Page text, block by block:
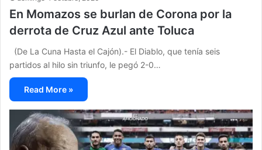
En Momazos se burlan de Corona por la
derrota de Cruz Azul ante Toluca
(De La Cuna Hasta el Cajón).- El Diablo, que tenía seis
partidos al hilo sin triunfo, le pegó 2-0…
Read More »